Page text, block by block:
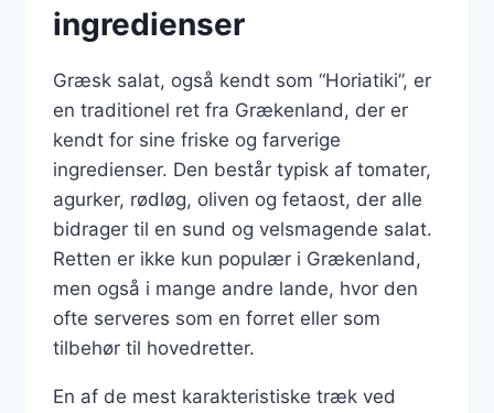
ingredienser
Græsk salat, også kendt som “Horiatiki”, er
en traditionel ret fra Grækenland, der er
kendt for sine friske og farverige
ingredienser. Den består typisk af tomater,
agurker, rødløg, oliven og fetaost, der alle
bidrager til en sund og velsmagende salat.
Retten er ikke kun populær i Grækenland,
men også i mange andre lande, hvor den
ofte serveres som en forret eller som
tilbehør til hovedretter.
En af de mest karakteristiske træk ved